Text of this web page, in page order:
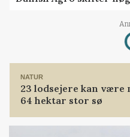
NATUR
23 lodsejere kan være
64 hektar stor sø